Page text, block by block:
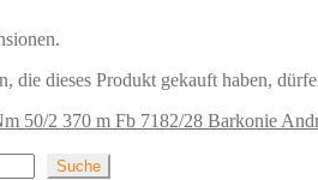
die dieses Produkt gekauft haben,
Barkonie
Suche